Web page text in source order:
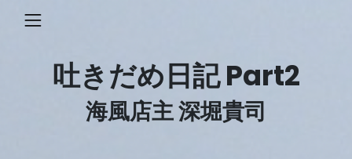
吐きだめ日記 Part2
海風店主 深堀貴司